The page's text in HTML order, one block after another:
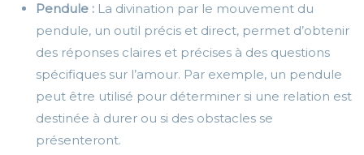
Pendule : La divination par le mouvement du
pendule, un outil précis et direct, permet d’obtenir
des réponses claires et précises à des questions
spécifiques sur l’amour. Par exemple, un pendule
peut être utilisé pour déterminer si une relation est
destinée à durer ou si des obstacles se
présenteront.